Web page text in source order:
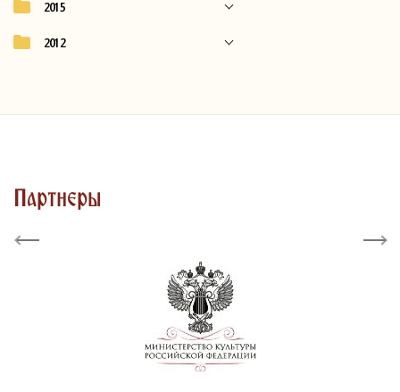
2015
2012
Партнеры
Previous Next